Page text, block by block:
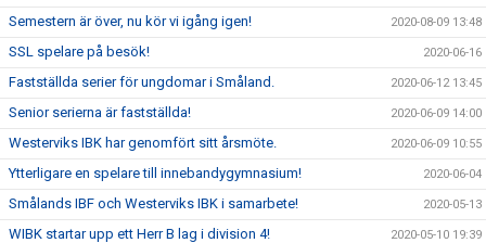
Semestern är över, nu kör vi igång igen! 2020-08-09 13:48
SSL spelare på besök! 2020-06-16
Fastställda serier för ungdomar i Småland. 2020-06-12 13:45
Senior serierna är fastställda! 2020-06-09 14:00
Westerviks IBK har genomfört sitt årsmöte. 2020-06-09 10:55
Ytterligare en spelare till innebandygymnasium! 2020-06-04
Smålands IBF och Westerviks IBK i samarbete! 2020-05-13
WIBK startar upp ett Herr B lag i division 4! 2020-05-10 19:39